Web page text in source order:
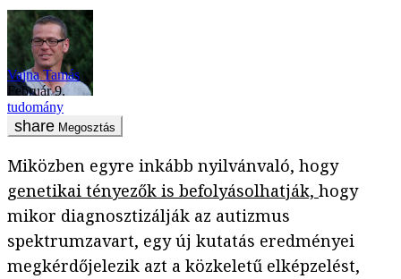
Vajna Tamás
február 9.
tudomány
Megosztás
Miközben egyre inkább nyilvánvaló, hogy
genetikai tényezők is befolyásolhatják, hogy
mikor diagnosztizálják az autizmus
spektrumzavart, egy új kutatás eredményei
megkérdőjelezik azt a közkeletű elképzelést,